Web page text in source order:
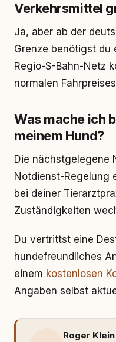
Verkehrsmittel
Ja, aber ab der
Grenze benötigst du
Regio-S-Bahn-Netz
normalen
Was mache ich
meinem Hund?
Die nächstgelegene
Notdienst-Regelung
bei deiner
Zuständigkeiten
Du vertrittst eine
hundefreundliches
einem kostenlosen
Angaben selbst
Roger Klein